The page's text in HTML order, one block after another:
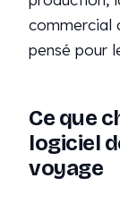
commercial
pensé pour
Ce que
logiciel
voyage